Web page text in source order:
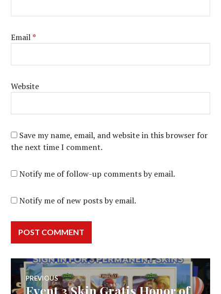
Email*
Website
Save my name, email, and website in this browser for
the next time I comment.
Notify me of follow-up comments by email.
Notify me of new posts by email.
Post
PREVIOUS
Previous
Event 3 Skin Gratis Honor of